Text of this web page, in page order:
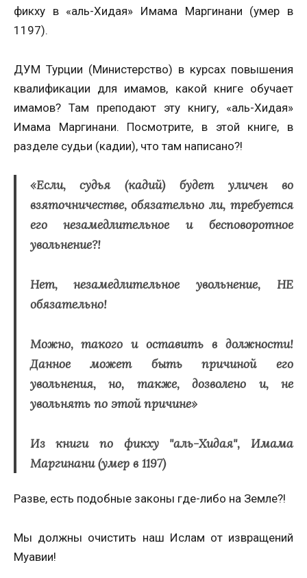
фикху в «аль-Хидая» Имама Маргинани (умер в
1197).
ДУМ Турции (Министерство) в курсах повышения
квалификации для имамов, какой книге обучает
имамов? Там преподают эту книгу, «аль-Хидая»
Имама Маргинани. Посмотрите, в этой книге, в
разделе судьи (кадии), что там написано?!
«Если, судья (кадий) будет уличен во
взяточничестве, обязательно ли, требуется
его незамедлительное и бесповоротное
увольнение?!
Нет, незамедлительное увольнение, НЕ
обязательно!
Можно, такого и оставить в должности!
Данное может быть причиной его
увольнения, но, также, дозволено и, не
увольнять по этой причине»
Из книги по фикху "аль-Хидая", Имама
Маргинани (умер в 1197)
Разве, есть подобные законы где-либо на Земле?!
Мы должны очистить наш Ислам от извращений
Муавии!